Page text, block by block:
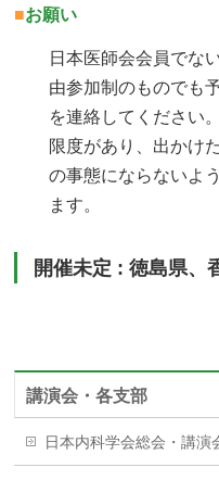
■お願い
日本医師会会員でな
由参加制のものでも
を連絡してください
限度があり、出かけ
の事態にならないよ
ます。
開催未定 : 徳島県、
講演会・各支部
日本内科学会総会・講演